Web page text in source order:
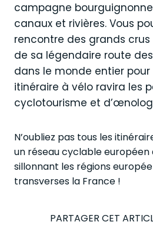
campagne
canaux et rivières. Vous
rencontre des grands
de sa légendaire route
dans le monde entier pour
itinéraire à vélo ravira les
cyclotourisme et
N’oubliez pas tous les
un réseau cyclable européen
sillonnant les régions
transverses la France !
PARTAGER CET